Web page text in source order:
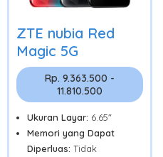
ZTE nubia Red
Magic 5G
Rp. 9.363.500 -
11.810.500
Ukuran Layar: 6.65"
Memori yang Dapat
Diperluas: Tidak